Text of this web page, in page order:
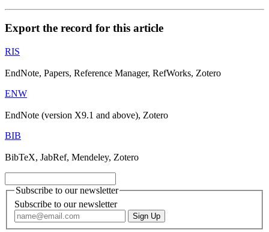
Export the record for this article
RIS
EndNote, Papers, Reference Manager, RefWorks, Zotero
ENW
EndNote (version X9.1 and above), Zotero
BIB
BibTeX, JabRef, Mendeley, Zotero
Subscribe to our newsletter
Subscribe to our newsletter